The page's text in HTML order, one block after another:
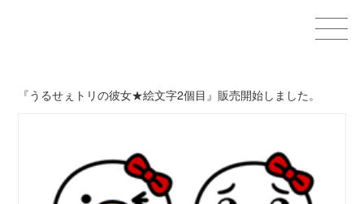
GOODS
STAMPS＆THEMES
WORKS
『うるせぇトリの彼女★絵文字2個目』販売開始しました。